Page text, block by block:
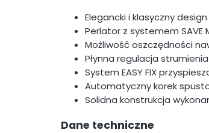
Elegancki i klasyczny
Perlator z systemem SAVE
Możliwość oszczędności
Płynna regulacja
System EASY FIX
Automatyczny korek
Solidna konstrukcja
Dane techniczne